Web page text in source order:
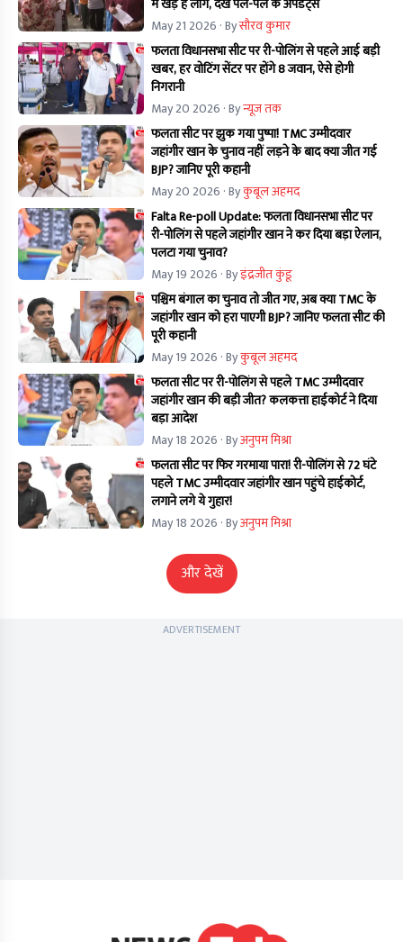
में खड़े है लोग, देखें पल-पल के अपडेट्स
May 21 2026 · Byसौरव कुमार
फलता विधानसभा सीट पर री-पोलिंग से पहले आई बड़ी
खबर, हर वोटिंग सेंटर पर होंगे 8 जवान, ऐसे होगी
निगरानी
May 20 2026 · Byन्यूज तक
फलता सीट पर झुक गया पुष्पा! TMC उम्मीदवार
जहांगीर खान के चुनाव नहीं लड़ने के बाद क्या जीत गई
BJP? जानिए पूरी कहानी
May 20 2026 · Byकुबूल अहमद
Falta Re-poll Update: फलता विधानसभा सीट पर
री-पोलिंग से पहले जहांगीर खान ने कर दिया बड़ा ऐलान,
पलटा गया चुनाव?
May 19 2026 · Byइंद्रजीत कुंडू
पश्चिम बंगाल का चुनाव तो जीत गए, अब क्या TMC के
जहांगीर खान को हरा पाएगी BJP? जानिए फलता सीट की
पूरी कहानी
May 19 2026 · Byकुबूल अहमद
फलता सीट पर री-पोलिंग से पहले TMC उम्मीदवार
जहांगीर खान की बड़ी जीत? कलकत्ता हाईकोर्ट ने दिया
बड़ा आदेश
May 18 2026 · Byअनुपम मिश्रा
फलता सीट पर फिर गरमाया पारा! री-पोलिंग से 72 घंटे
पहले TMC उम्मीदवार जहांगीर खान पहुंचे हाईकोर्ट,
लगाने लगे ये गुहार!
May 18 2026 · Byअनुपम मिश्रा
और देखें
ADVERTISEMENT